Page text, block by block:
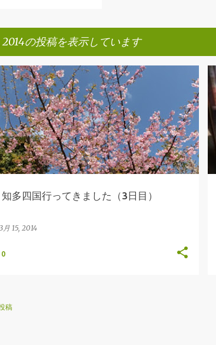
2014の投稿を表示しています
多四国行ってきました（3日目）
3月 15, 2014
キング 知多四国 知多半島
0
稿